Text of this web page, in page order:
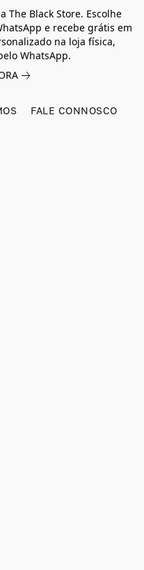
The Black Store. Escolhe
e recebe grátis em
na loja física,
WhatsApp.
FALE CONNOSCO